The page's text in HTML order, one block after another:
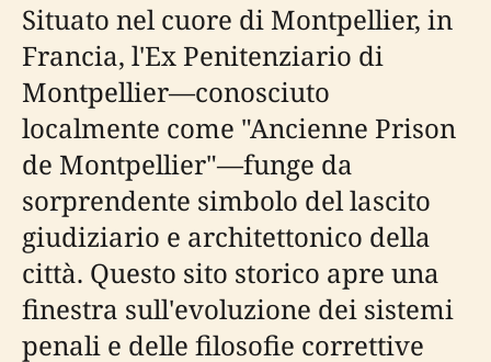
Situato nel cuore di Montpellier, in
Francia, l'Ex Penitenziario di
Montpellier—conosciuto
localmente come "Ancienne Prison
de Montpellier"—funge da
sorprendente simbolo del lascito
giudiziario e architettonico della
città. Questo sito storico apre una
finestra sull'evoluzione dei sistemi
penali e delle filosofie correttive